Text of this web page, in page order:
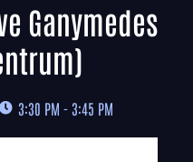
Ganymedes
3:30 PM - 3:45 PM